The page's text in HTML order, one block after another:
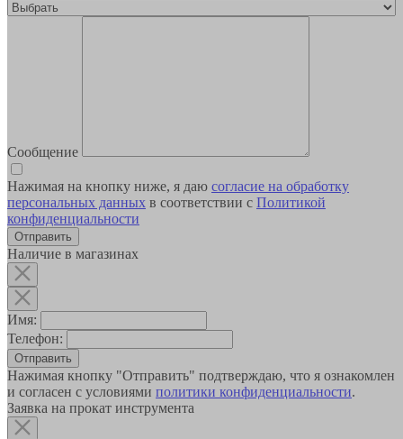
Сообщение
Нажимая на кнопку ниже, я даю согласие на обработку
персональных данных в соответствии с Политикой
конфиденциальности
Наличие в магазинах
Имя:
Телефон:
Отправить
Нажимая кнопку "Отправить" подтверждаю, что я ознакомлен
и согласен с условиями политики конфиденциальности.
Заявка на прокат инструмента